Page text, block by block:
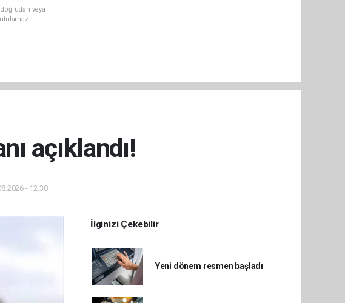
veya
açıklandı!
- 12:38
İlginizi Çekebilir
Yeni dönem resmen başladı